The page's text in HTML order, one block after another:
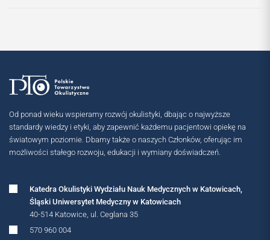
Od ponad wieku wspieramy rozwój okulistyki, dbając o najwyższe
standardy wiedzy i etyki, aby zapewnić każdemu pacjentowi opiekę na
światowym poziomie. Dbamy także o naszych Członków, oferując im
możliwości stałego rozwoju, edukacji i wymiany doświadczeń.
Katedra Okulistyki Wydziału Nauk Medycznych w Katowicach,
Śląski Uniwersytet Medyczny w Katowicach
40-514 Katowice, ul. Ceglana 35
570 960 004